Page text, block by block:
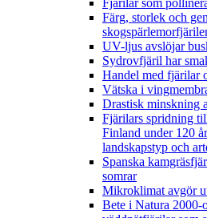
Färg, storlek och
UV-ljus avslöjar
Sydrovfjäril har
Handel med fjärilar
Vätska i
Drastisk minskning
Fjärilars spridning
Finland under 120
landskapstyp och
Spanska
somrar
Mikroklimat avgör
Bete i Natura 2000-